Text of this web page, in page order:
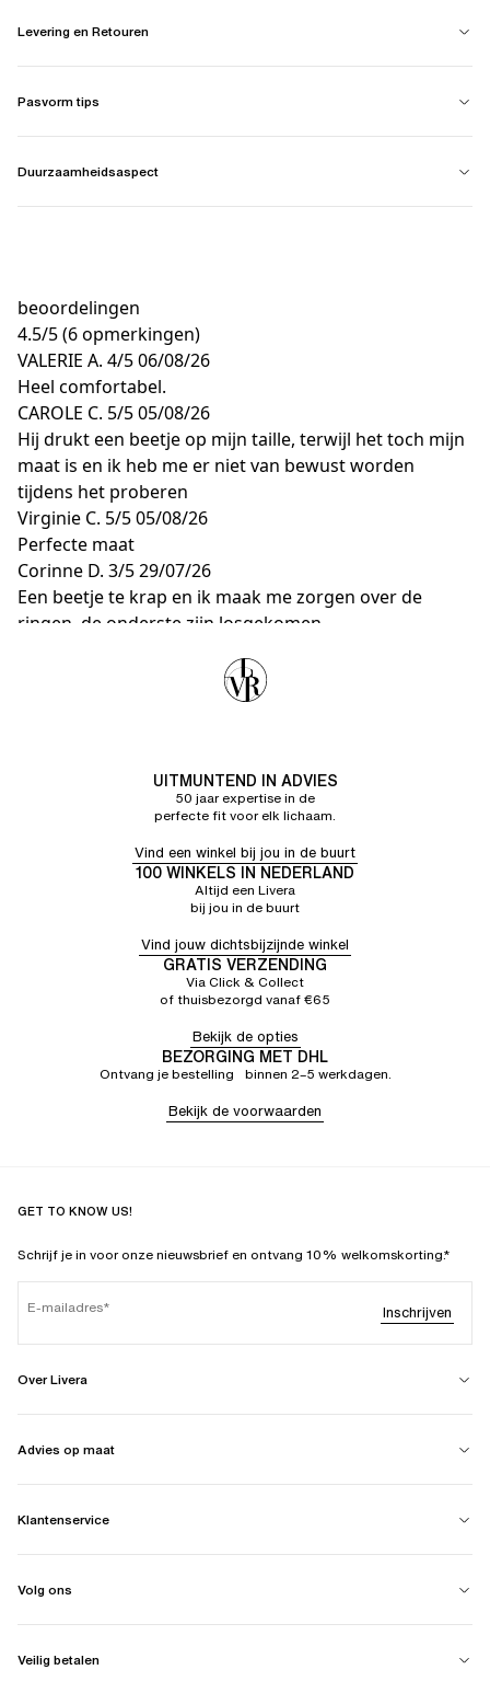
Levering en Retouren
Pasvorm tips
Duurzaamheidsaspect
beoordelingen
4.5/5(6 opmerkingen)
VALERIE A. 4/506/08/26
Heel comfortabel.
CAROLE C. 5/505/08/26
Hij drukt een beetje op mijn taille, terwijl het toch mijn
maat is en ik heb me er niet van bewust worden
tijdens het proberen
Virginie C. 5/505/08/26
Perfecte maat
Corinne D. 3/529/07/26
Een beetje te krap en ik maak me zorgen over de
ringen, de onderste zijn losgekomen
UITMUNTEND IN ADVIES
50 jaar expertise in de
perfecte fit voor elk lichaam.
Vind een winkel bij jou in de buurt
100 WINKELS IN NEDERLAND
Altijd een Livera
bij jou in de buurt
Vind jouw dichtsbijzijnde winkel
GRATIS VERZENDING
Via Click & Collect
of thuisbezorgd vanaf €65
Bekijk de opties
BEZORGING MET DHL
Ontvang je bestelling binnen 2–5 werkdagen.
Bekijk de voorwaarden
GET TO KNOW US!
Schrijf je in voor onze nieuwsbrief en ontvang 10% welkomskorting.*
E-mailadres Inschrijven
Over Livera
Advies op maat
Klantenservice
Volg ons
Veilig betalen